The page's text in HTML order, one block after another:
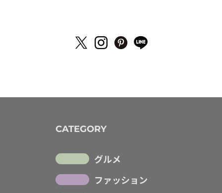
CATEGORY
グルメ
ファッション